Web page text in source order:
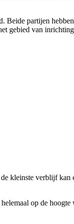
partijen
gebied van
kleinste verblijf kan
op de